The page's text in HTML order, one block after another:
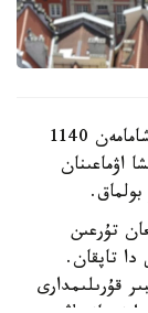
مامانداردىڭ الدىن الا باعالاۋىنشا، عيباداتحانا شامامەن 1140
اۋماعىنان
تۇرعىن
دا تاپقان.
قۇرىلىمدارى